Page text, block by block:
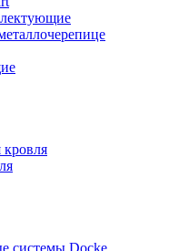
кровля
системы Docke